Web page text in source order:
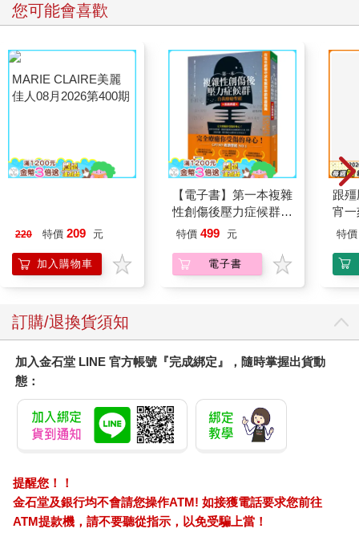
您可能會喜歡
220 特價 209 元
加入購物車
【電子書】第一本複雜
性創傷後壓力症候群自
我療癒聖經（長銷典
特價 499 元
電子書
跟
宵
外篇
特價
訂購/退換貨須知
加入金石堂 LINE 官方帳號『完成綁定』，隨時掌握出貨動
態：
提醒您！！
金石堂及銀行均不會請您操作ATM! 如接獲電話要求您前往
ATM提款機，請不要聽從指示，以免受騙上當！